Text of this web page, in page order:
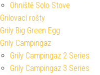
Ohniště Solo Stove
Grilovací rošty
Grily Big Green Egg
Grily Campingaz
Grily Campingaz 2 Series
Grily Campingaz 3 Series